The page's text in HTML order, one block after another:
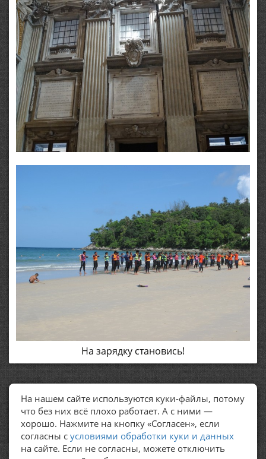
На зарядку становись!
ПОЛЕЗНЫЕ ССЫЛКИ
Политика обработки персональных данных
На нашем сайте используются куки-файлы, потому
что без них всё плохо работает. А с ними —
хорошо. Нажмите на кнопку «Согласен», если
согласны с условиями обработки куки и данных
на сайте. Если не согласны, можете отключить